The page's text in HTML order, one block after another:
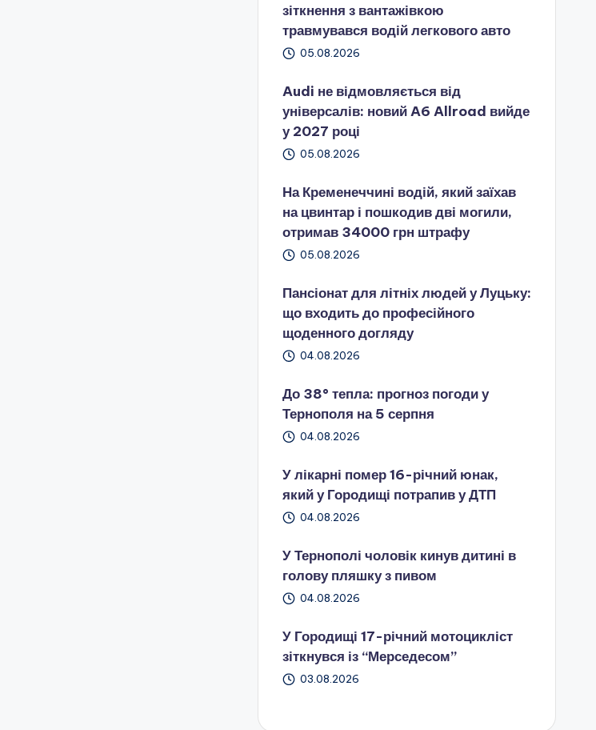
зіткнення з вантажівкою
травмувався водій легкового авто
05.08.2026
Audi не відмовляється від
універсалів: новий A6 Allroad вийде
у 2027 році
05.08.2026
На Кременеччині водій, який заїхав
на цвинтар і пошкодив дві могили,
отримав 34000 грн штрафу
05.08.2026
Пансіонат для літніх людей у Луцьку:
що входить до професійного
щоденного догляду
04.08.2026
До 38° тепла: прогноз погоди у
Тернополя на 5 серпня
04.08.2026
У лікарні помер 16-річний юнак,
який у Городищі потрапив у ДТП
04.08.2026
У Тернополі чоловік кинув дитині в
голову пляшку з пивом
04.08.2026
У Городищі 17-річний мотоцикліст
зіткнувся із “Мерседесом”
03.08.2026